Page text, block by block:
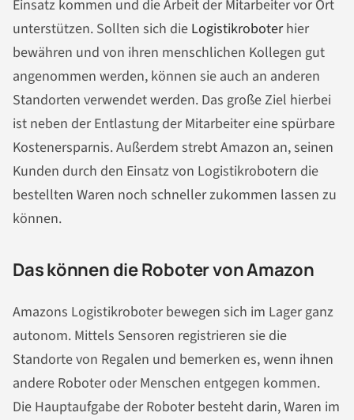
Einsatz kommen und die Arbeit der Mitarbeiter vor Ort
unterstützen. Sollten sich die Logistikroboterhier
bewähren und von ihren menschlichen Kollegen gut
angenommen werden, können sie auch an anderen
Standorten verwendet werden. Das große Ziel hierbei
ist neben der Entlastung der Mitarbeiter eine spürbare
Kostenersparnis. Außerdem strebt Amazon an, seinen
Kunden durch den Einsatz von Logistikrobotern die
bestellten Waren noch schneller zukommen lassen zu
können.
Das können die Roboter von Amazon
Amazons Logistikroboter bewegen sich im Lager ganz
autonom. Mittels Sensoren registrieren sie die
Standorte von Regalen und bemerken es, wenn ihnen
andere Roboter oder Menschen entgegen kommen.
Die Hauptaufgabe der Roboter besteht darin, Waren im